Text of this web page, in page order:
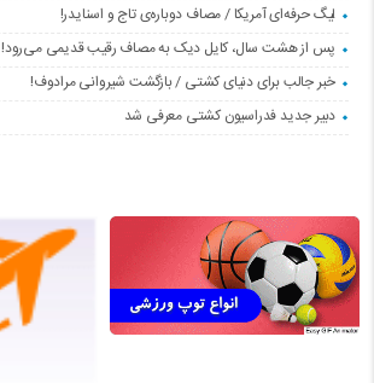
لیگ حرفه‌ای آمریکا / مصاف دوباره‌ی تاج و اسنایدر!
پس از هشت سال، کایل دیک به مصاف رقیب قدیمی می‌رود!
خبر جالب برای دنیای کشتی / بازگشت شیروانی مرادوف!
دبیر جدید فدراسیون کشتی معرفی شد